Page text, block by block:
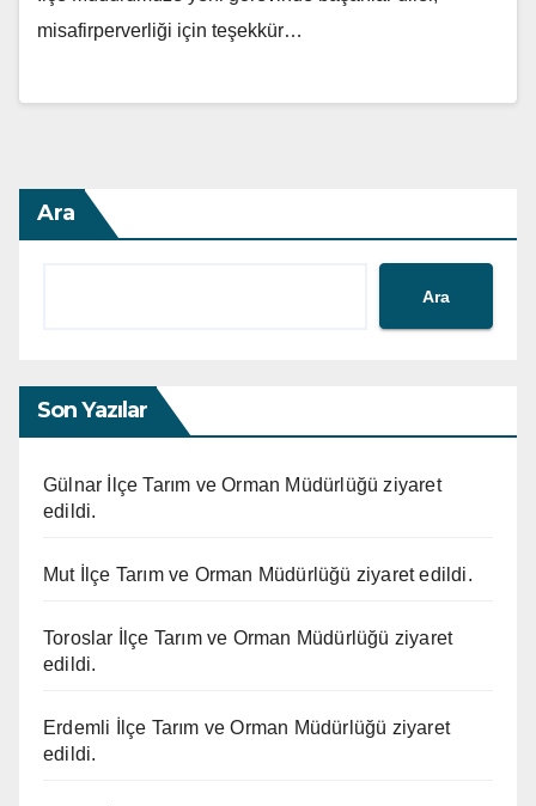
misafirperverliği için teşekkür…
Ara
Ara
Son Yazılar
Gülnar İlçe Tarım ve Orman Müdürlüğü ziyaret
edildi.
Mut İlçe Tarım ve Orman Müdürlüğü ziyaret edildi.
Toroslar İlçe Tarım ve Orman Müdürlüğü ziyaret
edildi.
Erdemli İlçe Tarım ve Orman Müdürlüğü ziyaret
edildi.